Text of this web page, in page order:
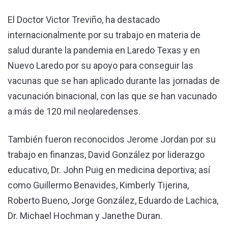
El Doctor Victor Treviño, ha destacado
internacionalmente por su trabajo en materia de
salud durante la pandemia en Laredo Texas y en
Nuevo Laredo por su apoyo para conseguir las
vacunas que se han aplicado durante las jornadas de
vacunación binacional, con las que se han vacunado
a más de 120 mil neolaredenses.
También fueron reconocidos Jerome Jordan por su
trabajo en finanzas, David González por liderazgo
educativo, Dr. John Puig en medicina deportiva; así
como Guillermo Benavides, Kimberly Tijerina,
Roberto Bueno, Jorge González, Eduardo de Lachica,
Dr. Michael Hochman y Janethe Duran.